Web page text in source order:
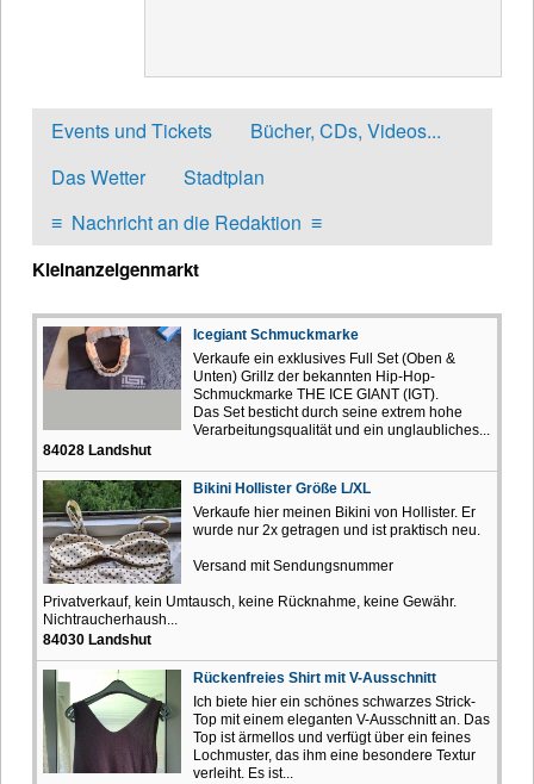
Events und Tickets
Bücher, CDs, Videos...
Das Wetter
Stadtplan
≡ Nachricht an die Redaktion ≡
Kleinanzeigenmarkt
Icegiant Schmuckmarke
Verkaufe ein exklusives Full Set (Oben &
Unten) Grillz der bekannten Hip-Hop-
Schmuckmarke THE ICE GIANT (IGT).
Das Set besticht durch seine extrem hohe
Verarbeitungsqualität und ein unglaubliches...
84028 Landshut
Bikini Hollister Größe L/XL
Verkaufe hier meinen Bikini von Hollister. Er
wurde nur 2x getragen und ist praktisch neu.
Versand mit Sendungsnummer
Privatverkauf, kein Umtausch, keine Rücknahme, keine Gewähr.
Nichtraucherhaush...
84030 Landshut
Rückenfreies Shirt mit V-Ausschnitt
Ich biete hier ein schönes schwarzes Strick-
Top mit einem eleganten V-Ausschnitt an. Das
Top ist ärmellos und verfügt über ein feines
Lochmuster, das ihm eine besondere Textur
verleiht. Es ist...